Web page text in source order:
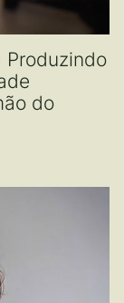
Produzindo
do